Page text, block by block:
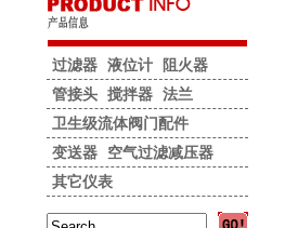
过滤器 液位计
阻火器
管接头
搅拌器
法兰
卫生级流体阀门配件
变送器
空气过滤减压器
其它仪表